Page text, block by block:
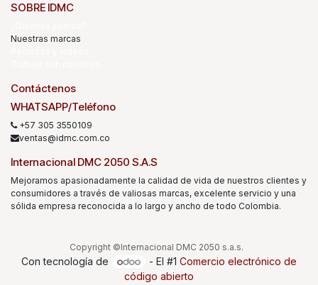
SOBRE IDMC
Nuestras marcas
Contáctenos
WHATSAPP/Teléfono
+57 305 3550109
ventas@idmc.com.co
Internacional DMC 2050 S.A.S
Mejoramos apasionadamente la calidad de vida de nuestros clientes y
consumidores a través de valiosas marcas, excelente servicio y una
sólida empresa reconocida a lo largo y ancho de todo Colombia.
Copyright ©Internacional DMC 2050 s.a.s.
Con tecnología de - El #1 Comercio electrónico de
código abierto